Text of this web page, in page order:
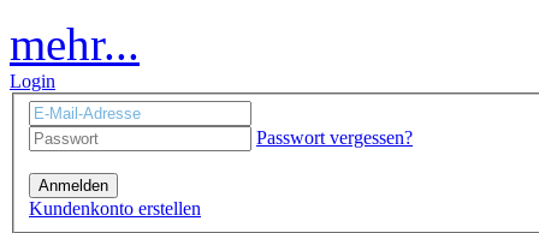
mehr...
Login
Passwort vergessen?
Anmelden
Kundenkonto erstellen